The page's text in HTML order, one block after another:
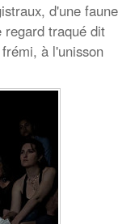
d'une faune
regard traqué dit
à l'unisson